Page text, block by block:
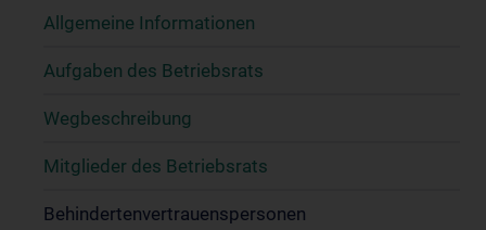
Allgemeine Informationen
Aufgaben des Betriebsrats
Wegbeschreibung
Mitglieder des Betriebsrats
Behindertenvertrauenspersonen